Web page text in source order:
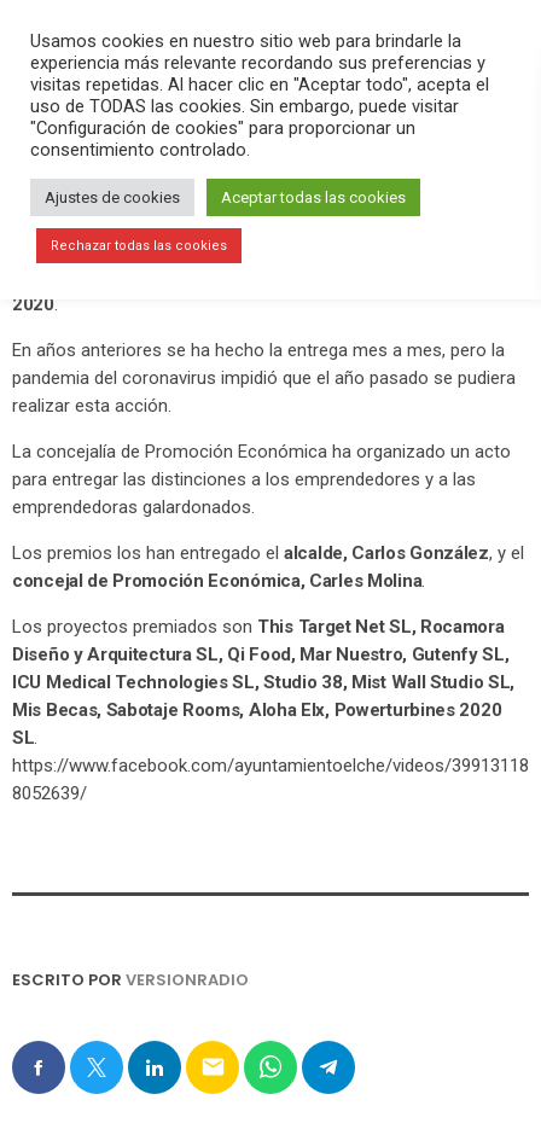
search menu pause PLAY
febrero 4, 2021
Entrega de Premios a la Iniciativa
Emprendedora del año 2020
El Centro de Congresos ha acogido esta mañana el acto de
2020.
En años anteriores se ha hecho la entrega mes a mes, pero la
pandemia del coronavirus impidió que el año pasado se pudiera
realizar esta acción.
La concejalía de Promoción Económica ha organizado un acto
para entregar las distinciones a los emprendedores y a las
emprendedoras galardonados.
Los premios los han entregado el alcalde, Carlos González, y el
concejal de Promoción Económica, Carles Molina.
Los proyectos premiados son This Target Net SL, Rocamora
Diseño y Arquitectura SL, Qi Food, Mar Nuestro, Gutenfy SL,
ICU Medical Technologies SL, Studio 38, Mist Wall Studio SL,
Mis Becas, Sabotaje Rooms, Aloha Elx, Powerturbines 2020
SL
https://www.facebook.com/ayuntamientoelche/videos/39913118
8052639/
ESCRITO POR VERSIONRADIO
email
Usamos cookies en nuestro sitio web para brindarle la
experiencia más relevante recordando sus preferencias y
visitas repetidas. Al hacer clic en "Aceptar todo", acepta el
uso de TODAS las cookies. Sin embargo, puede visitar
"Configuración de cookies" para proporcionar un
consentimiento controlado.
Ajustes de cookies Aceptar todas las cookies
Rechazar todas las cookies